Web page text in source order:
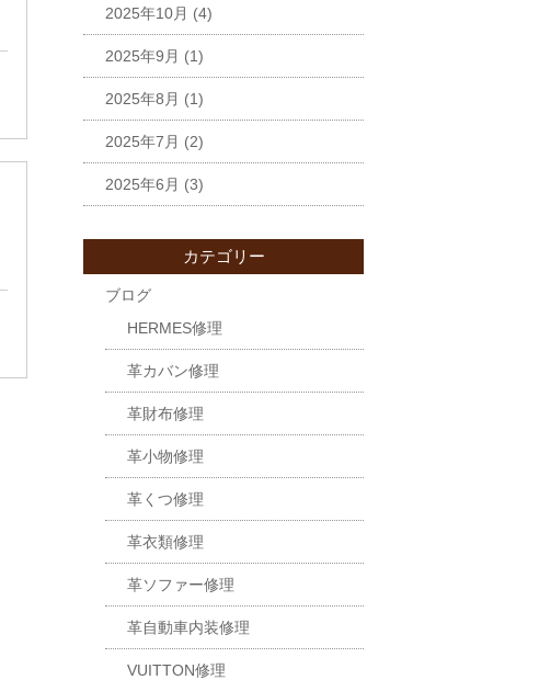
2025年10月 (4)
2025年9月 (1)
2025年8月 (1)
2025年7月 (2)
2025年6月 (3)
カテゴリー
ブログ
HERMES修理
革カバン修理
革財布修理
革小物修理
革くつ修理
革衣類修理
革ソファー修理
革自動車内装修理
VUITTON修理